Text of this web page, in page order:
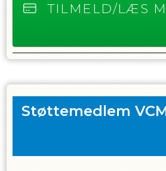
TILMELD/LÆS
Støttemedlem